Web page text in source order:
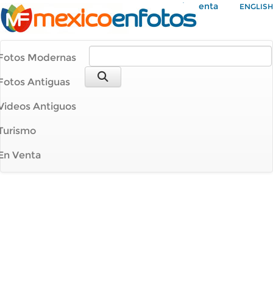
Mi Cuenta ENGLISH
Modernas
Antiguas
Antiguos
Venta